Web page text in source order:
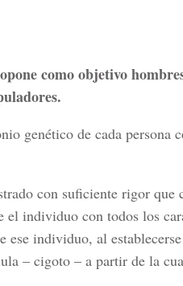
como objetivo
genético de cada persona
con suficiente rigor que
el individuo con todos los
ese individuo, al
– cigoto – a partir de la